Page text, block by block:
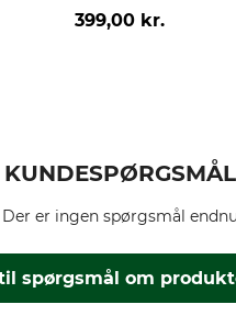
399,00 kr.
KUNDESPØRGSMÅL
spørgsmål om
Der er ingen spørgsmål endnu